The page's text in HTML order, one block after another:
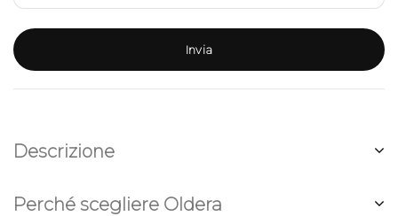
Descrizione
Perché scegliere Oldera